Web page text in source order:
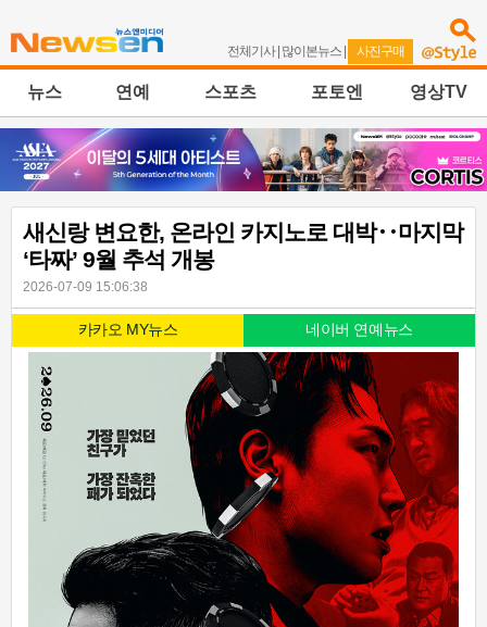
전체기사| 많이본뉴스 | 사진구매
뉴스 연예 스포츠 포토엔 영상TV
새신랑 변요한, 온라인 카지노로 대박‥마지막
‘타짜’ 9월 추석 개봉
2026-07-09 15:06:38
카카오 MY뉴스 네이버 연예뉴스